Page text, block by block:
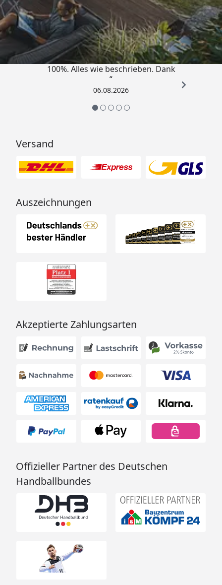
Trusted Shops
4,83/ 5
„Super schnell gelifert. Ware passt
100%. Alles wie beschrieben. Dank
“
06.08.2026
Versand
Auszeichnungen
Akzeptierte Zahlungsarten
Offizieller Partner des Deutschen
Handballbundes